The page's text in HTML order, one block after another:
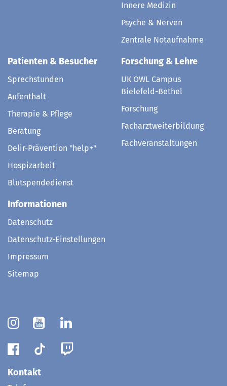
Innere Medizin
Psyche & Nerven
Zentrale Notaufnahme
Patienten & Besucher
Sprechstunden
Aufenthalt
Therapie & Pflege
Beratung
Delir-Prävention "help+"
Hospizarbeit
Blutspendedienst
Forschung & Lehre
UK OWL Campus
Bielefeld-Bethel
Forschung
Facharztweiterbildung
Fachveranstaltungen
Informationen
Datenschutz
Datenschutz-Einstellungen
Impressum
Sitemap
Kontakt